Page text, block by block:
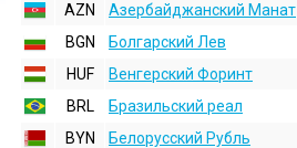
AZN
Азербайджанский Манат
BGN
Болгарский Лев
HUF
Венгерский Форинт
BRL
Бразильский реал
BYN
Белорусский Рубль